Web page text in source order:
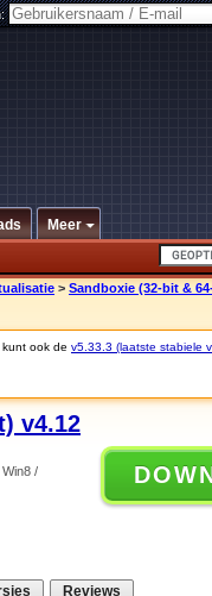
Meer
> Sandboxie (32-bit &
ook de v5.33.3 (laatste stabiele
v4.12
/
Reviews